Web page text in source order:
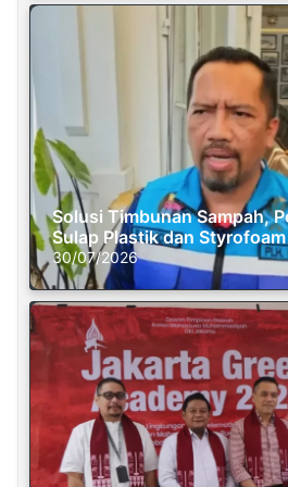
Solusi Timbunan Sampah,
Sulap Plastik dan
30/07/2026